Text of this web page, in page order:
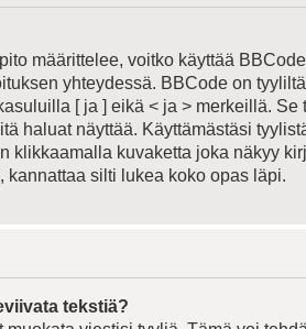
määrittelee, voitko käyttää
yhteydessä. BBCode on
[ ja ] eikä < ja > merkeillä. Se
haluat näyttää. Käyttämästäsi
klikkaamalla kuvaketta joka näkyy
silti lukea koko opas läpi.
tekstiä?